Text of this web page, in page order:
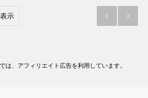
示  
は、アフィリエイト広告を利用しています。